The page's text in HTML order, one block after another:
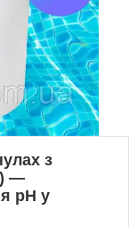
з
—
pH у